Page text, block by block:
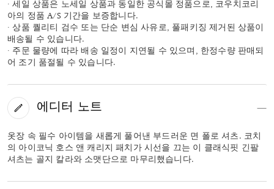
· 세일 상품은 노세일 상품과 동일한 공식몰 정품으로, 코우치코리
아의 정품 A/S 기간을 보증합니다.
· 상품 퀄리티 검수 또는 단순 변심 사유로, 풀패키징 제거된 상품이
배송될 수 있습니다.
· 주문 물량에 따라 배송 일정이 지연될 수 있으며, 한정수량 판매되
어 조기 품절될 수 있습니다.
에디터 노트
옷장 속 필수 아이템을 새롭게 풀어낸 부드러운 면 폴로 셔츠. 코치
의 아이코닉 호스 앤 캐리지 패치가 시선을 끄는 이 클래식핏 긴팔
셔츠는 골지 칼라와 소맷단으로 마무리했습니다.